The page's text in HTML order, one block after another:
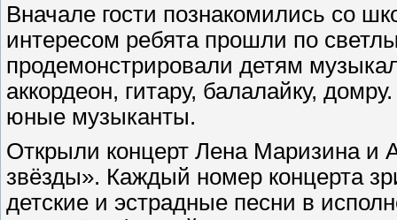
Вначале гости познакомились со
интересом ребята прошли по
продемонстрировали детям
аккордеон, гитару, балалайку,
юные музыканты.
Открыли концерт Лена Маризина и
звёзды». Каждый номер концерта
детские и эстрадные песни в